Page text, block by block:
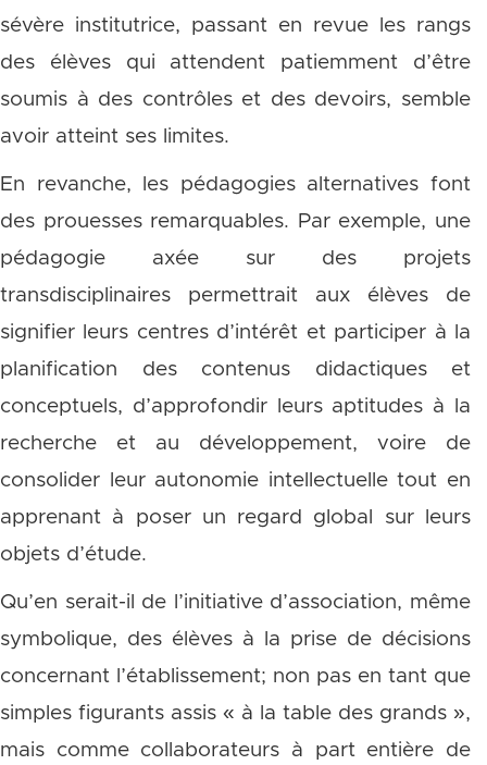
sévère institutrice, passant en revue les rangs
des élèves qui attendent patiemment d’être
soumis à des contrôles et des devoirs, semble
avoir atteint ses limites.
En revanche, les pédagogies alternatives font
des prouesses remarquables. Par exemple, une
pédagogie axée sur des projets
transdisciplinaires permettrait aux élèves de
signifier leurs centres d’intérêt et participer à la
planification des contenus didactiques et
conceptuels, d’approfondir leurs aptitudes à la
recherche et au développement, voire de
consolider leur autonomie intellectuelle tout en
apprenant à poser un regard global sur leurs
objets d’étude.
Qu’en serait-il de l’initiative d’association, même
symbolique, des élèves à la prise de décisions
concernant l’établissement; non pas en tant que
simples figurants assis « à la table des grands »,
mais comme collaborateurs à part entière de